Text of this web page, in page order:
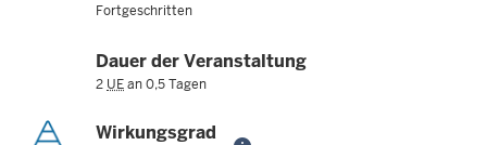
Fortgeschritten
Dauer der Veranstaltung
2 UEan 0,5 Tagen
Wirkungsgrad